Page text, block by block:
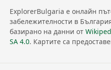
ExplorerBulgaria е онлайн
забележителности в
базирано на данни от
SA 4.0. Картите са